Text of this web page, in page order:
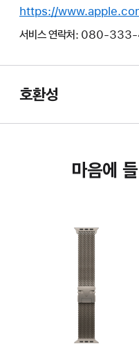
https://
서비스 연락처: 080-
호환성
마음에